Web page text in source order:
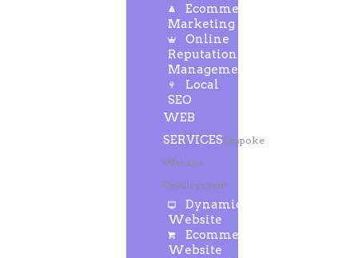
Ecommerce
Marketing
Online
Reputation
Management
Local
SEO
WEB
SERVICESBespoke
Website
Development
Dynamic
Website
Ecommerce
Website